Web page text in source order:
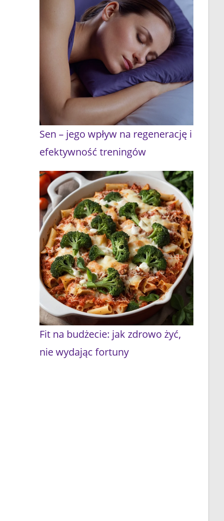
Sen – jego wpływ na regenerację i
efektywność treningów
Fit na budżecie: jak zdrowo żyć,
nie wydając fortuny